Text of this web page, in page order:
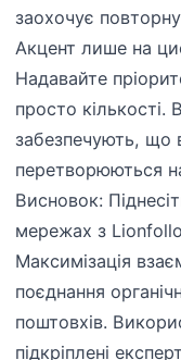
заохочує
Акцент лише на
Надавайте
просто кількості.
забезпечують, що
перетворюються
Висновок:
мережах з
Максимізація
поєднання
поштовхів.
підкріплені